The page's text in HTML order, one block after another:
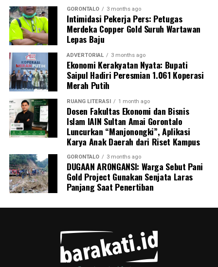
Dalam kesempatan tersebut,dr. Darsianti Tuna
menanyakan latar belakang pendidikanKepala SPPG
Mongolato
, yang kemudian dijelaskan bahwa pejabat
tersebut merupakansarjana akuntansi publik
Komisi IV DPRD Provinsi Gorontalo menegaskan akan
terus melakukanpengawasan dan evaluasiterhadap
implementasi programMakan Bergizi Gratis
berjalan sesuai sasaran — yakni meningkatkan gizi,
kesehatan, dan semangat belajar siswa di seluruh
sekolah di Provinsi Gorontalo.
GORONTALO 3 months ago
Intimidasi Pekerja Pers: Petugas
Merdeka Copper Gold Suruh Wartawan
Lepas Baju
ADVERTORIAL 3 months ago
Ekonomi Kerakyatan Nyata: Bupati
Saipul Hadiri Peresmian 1.061 Koperasi
Merah Putih
RUANG LITERASI 1 month ago
Dosen Fakultas Ekonomi dan Bisnis
Islam IAIN Sultan Amai Gorontalo
Luncurkan “Manjonongki”, Aplikasi
Karya Anak Daerah dari Riset Kampus
GORONTALO 3 months ago
DUGAAN ARONGANSI: Warga Sebut Pani
Gold Project Gunakan Senjata Laras
Panjang Saat Penertiban